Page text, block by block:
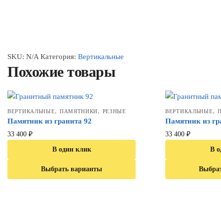
SKU: N/A Категория: Вертикальные
Похожие товары
ВЕРТИКАЛЬНЫЕ, ПАМЯТНИКИ, РЕЗНЫЕ
Памятник из гранита 92
33 400 ₽
В один клик
Выбрать варианты
ВЕРТИКАЛЬНЫЕ,
Памятник из
33 400 ₽
В